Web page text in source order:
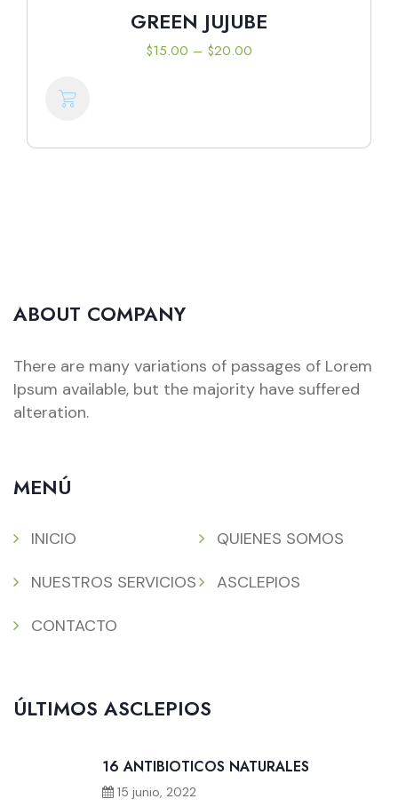
GREEN JUJUBE
$15.00 – $20.00
ABOUT COMPANY
There are many variations of passages of Lorem
Ipsum available, but the majority have suffered
alteration.
MENÚ
INICIO QUIENES SOMOS
NUESTROS SERVICIOS ASCLEPIOS
CONTACTO
ÚLTIMOS ASCLEPIOS
16 ANTIBIOTICOS NATURALES
15 junio, 2022